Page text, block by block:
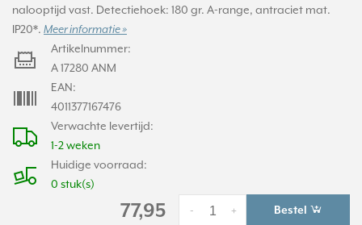
nalooptijd vast. Detectiehoek: 180 gr. A-range, antraciet mat.
IP20*. Meer informatie »
Verwachte levertijd:
1-2 weken
Huidige voorraad:
0 stuk(s)
Artikelnummer:
A 17280 ANM
EAN:
4011377167476
77,95 +
- Bestel